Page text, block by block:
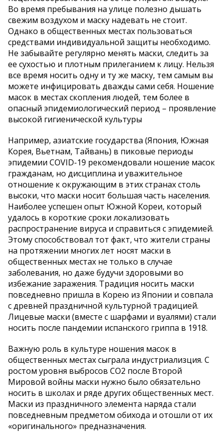
Во время пребывания на улице полезно дышать
свежим воздухом и маску надевать не стоит.
Однако в общественных местах пользоваться
средствами индивидуальной защиты необходимо.
Не забывайте регулярно менять маски, следить за
ее сухостью и плотным прилеганием к лицу. Нельзя
все время носить одну и ту же маску, тем самым вы
можете инфицировать дважды сами себя. Ношение
масок в местах скопления людей, тем более в
опасный эпидемиологический период – проявление
высокой гигиенической культуры
Например, азиатские государства (Япония, Южная
Корея, Вьетнам, Тайвань) в пиковые периоды
эпидемии COVID-19 рекомендовали ношение масок
гражданам, но дисциплина и уважительное
отношение к окружающим в этих странах столь
высоки, что маски носит большая часть населения.
Наиболее успешен опыт Южной Кореи, который
удалось в короткие сроки локализовать
распространение вируса и справиться с эпидемией.
Этому способствовал тот факт, что жители страны
на протяжении многих лет носят маски в
общественных местах не только в случае
заболевания, но даже будучи здоровыми во
избежание заражения. Традиция носить маски
повседневно пришла в Корею из Японии и совпала
с древней праздничной культурной традицией.
Лицевые маски (вместе с шарфами и вуалями) стали
носить после пандемии испанского гриппа в 1918.
Важную роль в культуре ношения масок в
общественных местах сыграла индустриализция. С
ростом уровня выбросов CO2 после Второй
Мировой войны маски нужно было обязательно
носить в школах и ряде других общественных мест.
Маски из праздничного элемента наряда стали
повседневным предметом обихода и отошли от их
«оригинального» предназначения.